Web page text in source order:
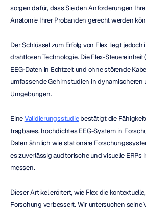
sorgen dafür, dass Sie den Anforderungen
Anatomie Ihrer Probanden gerecht werden
Der Schlüssel zum Erfolg von Flex liegt
drahtlosen Technologie. Die Flex-
EEG-Daten in Echtzeit und ohne störende
umfassende Gehirnstudien in dynamischeren
Umgebungen.
Eine Validierungsstudie bestätigt die
tragbares, hochdichtes EEG-System in
Daten ähnlich wie stationäre
es zuverlässig auditorische und visuelle ERPs
messen.
Dieser Artikel erörtert, wie Flex die
Forschung verbessert. Wir untersuchen seine